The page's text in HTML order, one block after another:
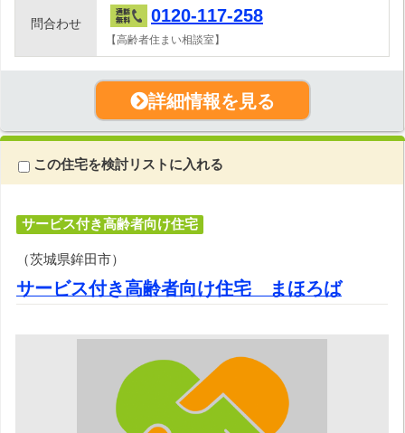
問合わせ 0120-117-258
【高齢者住まい相談室】
詳細情報を見る
この住宅を検討リストに入れる
サービス付き高齢者向け住宅
（茨城県鉾田市）
サービス付き高齢者向け住宅 まほろば